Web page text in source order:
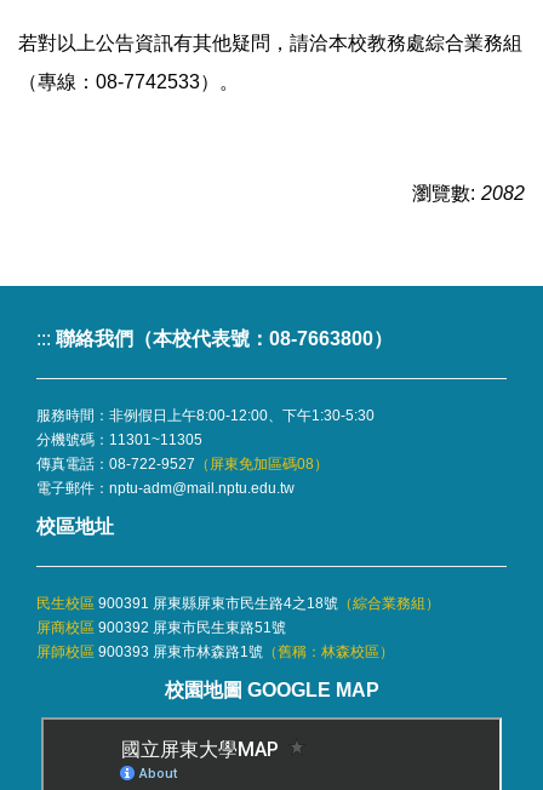
若對以上公告資訊有其他疑問，請洽本校教務處綜合業務組
（專線：08-7742533）。
瀏覽數: 2082
::: 聯絡我們（本校代表號：08-7663800）
服務時間：非例假日上午8:00-12:00、下午1:30-5:30
分機號碼： 11301~11305
傳真電話：08-722-9527 （屏東免加區碼08）
電子郵件： nptu-adm@mail.nptu.edu.tw
校區地址
民生校區 900391 屏東縣屏東市民生路4之18號 （綜合業務組 ）
屏商校區 900392 屏東市民生東路51號
屏師校區 900393 屏東市林森路1號 （舊稱：林森校區）
校園地圖 GOOGLE MAP